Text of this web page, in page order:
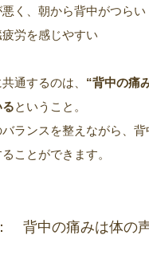
く、朝から背中がつらい
労を感じやすい
通するのは、 “背中の痛
ということ。
ランスを整えながら、
ることができます。
背中の痛みは体の